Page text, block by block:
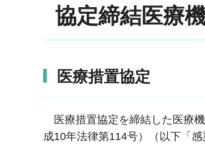
協定締結医療
医療措置協定
医療措置協定を締結した医療
成10年法律第114号）（以下「